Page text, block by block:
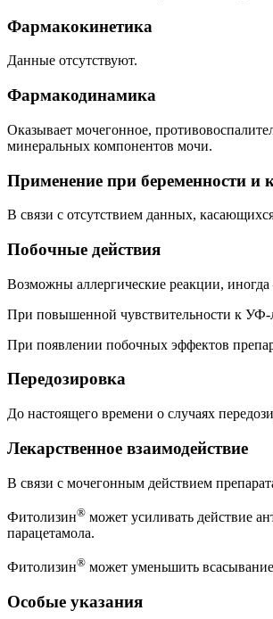
Фармакокинетика
Данные отсутствуют.
Фармакодинамика
Оказывает мочегонное,
минеральных компонентов мочи.
Применение при беременности и
В связи с отсутствием данных,
Побочные действия
Возможны аллергические реакции,
При повышенной чувствительности к
При появлении побочных эффектов
Передозировка
До настоящего времени о случаях
Лекарственное взаимодействие
В связи с мочегонным действием
Фитолизин® может усиливать действие
парацетамола.
Фитолизин® может уменьшить
Особые указания